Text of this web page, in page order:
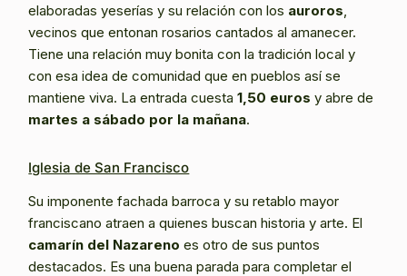
elaboradas yeserías y su relación con los auroros
vecinos que entonan rosarios cantados al amanecer.
Tiene una relación muy bonita con la tradición local y
con esa idea de comunidad que en pueblos así se
mantiene viva. La entrada cuesta1,50 euros y abre de
martes a sábado por la mañana.
Iglesia de San Francisco
Su imponente fachada barroca y su retablo mayor
franciscano atraen a quienes buscan historia y arte. El
camarín del Nazareno es otro de sus puntos
destacados. Es una buena parada para completar el